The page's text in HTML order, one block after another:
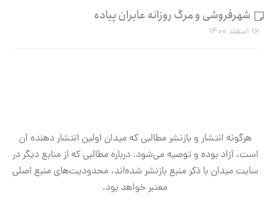
شهرفروشی و مرگ روزانه عابران پیاده
۱۶ اسفند ۱۴۰۰
هرگونه انتشار و بازنشر مطالبی که میدان اولین انتشار دهنده آن
است، آزاد بوده و توصیه می‌شود. درباره مطالبی که از منابع دیگر در
سایت میدان با ذکر منبع بازنشر شده‌اند، محدودیت‌های منبع اصلی
معتبر خواهد بود.